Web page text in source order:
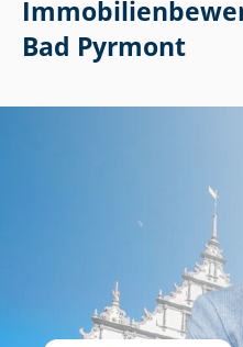
Bad Pyrmont